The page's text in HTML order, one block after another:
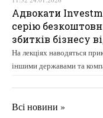
Адвокати
серію
збитків бізнесу
На лекціях наводяться
іншими державами та
Всі новини »